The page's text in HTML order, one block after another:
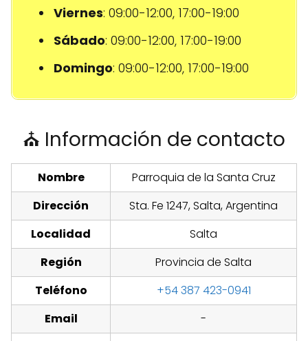
Viernes: 09:00-12:00, 17:00-19:00
Sábado: 09:00-12:00, 17:00-19:00
Domingo: 09:00-12:00, 17:00-19:00
⛪ Información de contacto
Nombre
Parroquia de la Santa Cruz
Dirección
Sta. Fe 1247, Salta, Argentina
Localidad
Salta
Región
Provincia de Salta
Teléfono
+54 387 423-0941
Email
-